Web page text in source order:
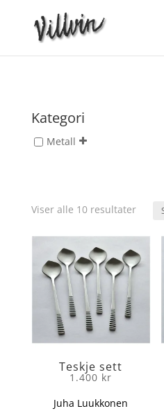
Kategori
Metall
Viser alle 10 resultater
Teskje sett
1.400 kr
Juha Luukkonen